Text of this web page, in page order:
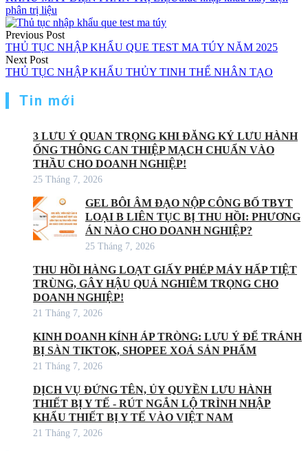
phân trị liệu
Điều
hướng
bài
viết
Previous Post
THỦ TỤC NHẬP KHẨU QUE TEST MA TÚY NĂM 2025
Next Post
THỦ TỤC NHẬP KHẨU THỦY TINH THỂ NHÂN TẠO
Tin mới
3 LƯU Ý QUAN TRỌNG KHI ĐĂNG KÝ LƯU HÀNH
ỐNG THÔNG CAN THIỆP MẠCH CHUẨN VÀO
THẦU CHO DOANH NGHIỆP!
25 Tháng 7, 2026
GEL BÔI ÂM ĐẠO NỘP CÔNG BỐ TBYT
LOẠI B LIÊN TỤC BỊ THU HỒI: PHƯƠNG
ÁN NÀO CHO DOANH NGHIỆP?
25 Tháng 7, 2026
THU HỒI HÀNG LOẠT GIẤY PHÉP MÁY HẤP TIỆT
TRÙNG, GÂY HẬU QUẢ NGHIÊM TRỌNG CHO
DOANH NGHIỆP!
21 Tháng 7, 2026
KINH DOANH KÍNH ÁP TRÒNG: LƯU Ý ĐỂ TRÁNH
BỊ SÀN TIKTOK, SHOPEE XOÁ SẢN PHẨM
21 Tháng 7, 2026
DỊCH VỤ ĐỨNG TÊN, ỦY QUYỀN LƯU HÀNH
THIẾT BỊ Y TẾ - RÚT NGẮN LỘ TRÌNH NHẬP
KHẨU THIẾT BỊ Y TẾ VÀO VIỆT NAM
21 Tháng 7, 2026